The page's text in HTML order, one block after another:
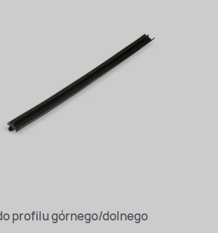
profilu górnego/dolnego